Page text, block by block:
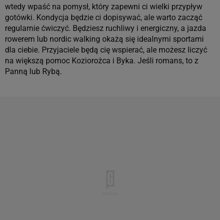
wtedy wpaść na pomysł, który zapewni ci wielki przypływ
gotówki. Kondycja będzie ci dopisywać, ale warto zacząć
regularnie ćwiczyć. Będziesz ruchliwy i energiczny, a jazda
rowerem lub nordic walking okażą się idealnymi sportami
dla ciebie. Przyjaciele będą cię wspierać, ale możesz liczyć
na większą pomoc Koziorożca i Byka. Jeśli romans, to z
Panną lub Rybą.